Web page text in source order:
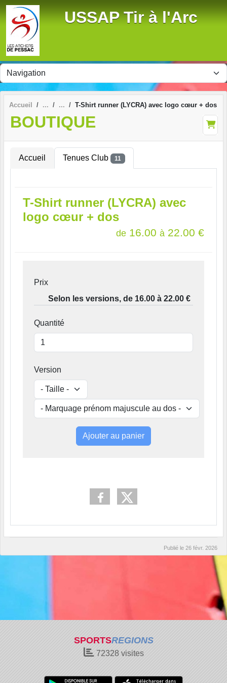
USSAP Tir à l'Arc
Accueil T-Shirt runner (LYCRA) avec logo cœur + dos
BOUTIQUE
Accueil Tenues Club 11
T-Shirt runner (LYCRA) avec
logo cœur + dos
de 16.00 à 22.00 €
Prix
Quantité
Version
Ajouter au panier
Publié le 26 févr. 2026
SPORTSREGIONS
72328visites
Panneau de gestion des cookies